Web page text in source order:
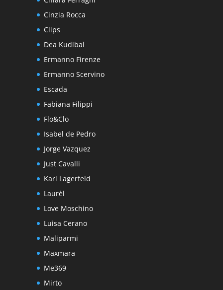
Cinzia Rocca
Clips
Dea Kudibal
Ermanno Firenze
Ermanno Scervino
Escada
Fabiana Filippi
Flo&Clo
Isabel de Pedro
Jorge Vazquez
Just Cavalli
Karl Lagerfeld
Laurèl
Love Moschino
Luisa Cerano
Maliparmi
Maxmara
Me369
Mirto